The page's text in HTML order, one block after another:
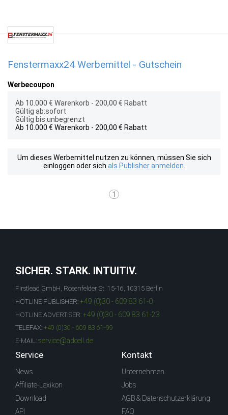
Fenstermaxx24 Werbemittel - Gutschein
Werbecoupon
Ab 10.000 € Warenkorb - 200,00 € Rabatt
Gültig ab:sofort
Gültig bis:unbegrenzt
Ab 10.000 € Warenkorb - 200,00 € Rabatt
Um dieses Werbemittel nutzen zu können, müssen Sie sich
einloggen oder sich als Publisher anmelden
1
SICHER. STARK. INTUITIV.
Firstlead GmbH, Rosenfelder St. 15-16, 10315 Berlin
HOTLINE PUBLISHER: +49 (0)30 - 609 83 61-0
HOTLINE ADVERTISER: +49 (0)30 - 609 83 61-23
TELEFAX: +49 (0)30 - 609 83 61-99
E-MAIL: service@adcell.de
Service
News
Affiliate-Lexikon
Download
API
Kontakt
Unternehmen
Jobs
AGB & Datenschutzerklärung
FAQ